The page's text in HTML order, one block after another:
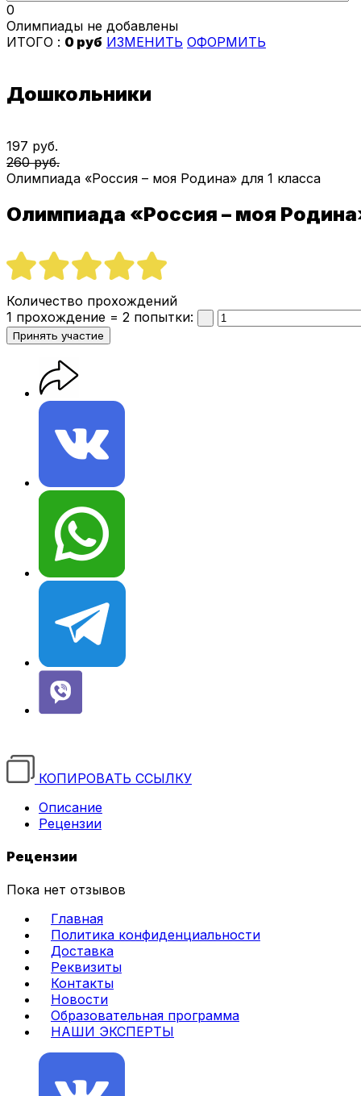
0
Олимпиады не добавлены
ИТОГО : 0 руб ИЗМЕНИТЬ ОФОРМИТЬ
Дошкольники
197 руб.
260 руб.
Олимпиада «Россия – моя Родина» для 1 класса
Олимпиада «Россия – моя
Количество прохождений
1 прохождение = 2 попытки:
КОПИРОВАТЬ ССЫЛКУ
Описание
Рецензии
Рецензии
Пока нет отзывов
Главная
Политика конфиденциальности
Доставка
Реквизиты
Контакты
Новости
Образовательная программа
НАШИ ЭКСПЕРТЫ